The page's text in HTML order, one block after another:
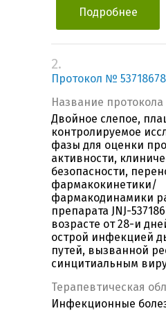
Подробнее
2.
Протокол №
Название протокола
Двойное слепое,
контролируемое
фазы для оценки
активности,
безопасности,
фармакокинетики/
фармакодинамики
препарата JNJ-
возрасте от 28-и
острой инфекцией
путей, вызванной
синцитиальным
Терапевтическая
Инфекционные